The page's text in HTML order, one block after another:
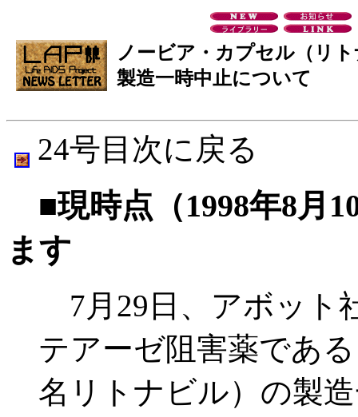
ノービア・カプセル（リ
製造一時中止について
24号目次に戻る
■現時点（1998年8月
ます
7月29日、アボット
テアーゼ阻害薬であ
名リトナビル）の製